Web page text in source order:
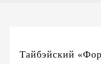
Тайбэйский